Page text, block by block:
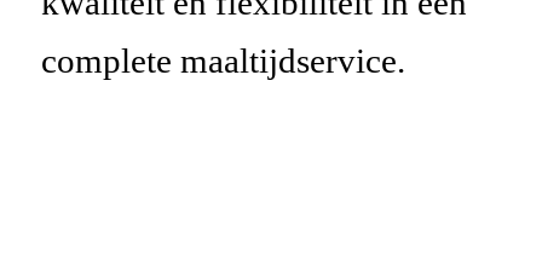
complete maaltijdservice.